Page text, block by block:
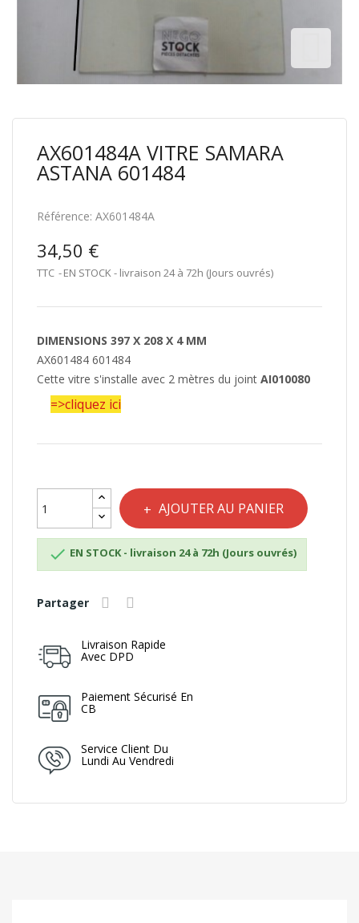
AX601484A VITRE SAMARA
ASTANA 601484
Référence: AX601484A
34,50 €
TTC EN STOCK - livraison 24 à 72h (Jours ouvrés)
DIMENSIONS 397 X 208 X 4 MM
AX601484 601484
Cette vitre s'installe avec 2 mètres du joint AI010080
=>cliquez ici
AJOUTER AU PANIER
 EN STOCK - livraison 24 à 72h (Jours ouvrés)
Partager
Livraison Rapide
Avec DPD
Paiement Sécurisé En
CB
Service Client Du
Lundi Au Vendredi